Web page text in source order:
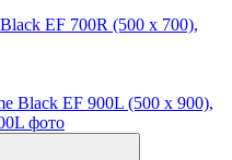
EF 700R (500 х 700),